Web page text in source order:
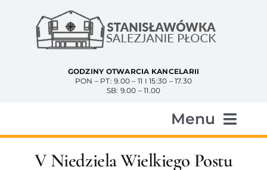
zawartości
GODZINY OTWARCIA KANCELARII
PON – PT: 9.00 – 11 I 15:30 – 17.30
SB: 9.00 – 11.00
Menu
StartV Niedziela Wielkiego Postu